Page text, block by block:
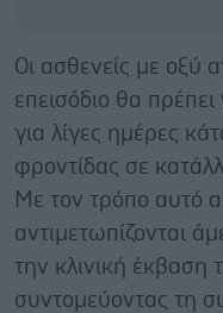
Οι ασθενείς με οξύ
επεισόδιο θα πρέπει
για λίγες ημέρες
φροντίδας σε
Με τον τρόπο αυτό
αντιμετωπίζονται
την κλινική έκβαση
συντομεύοντας τη